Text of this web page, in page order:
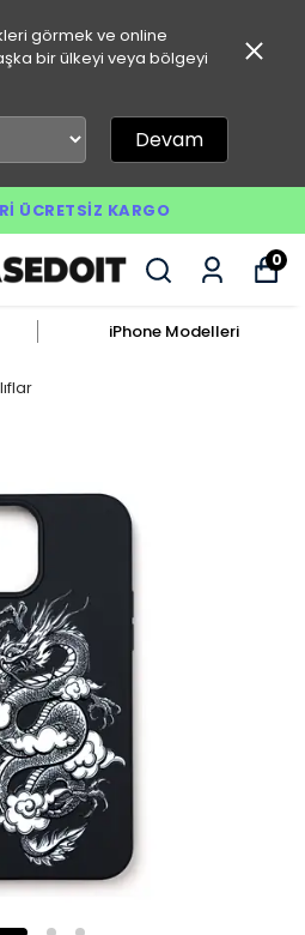
görmek ve online
bir ülkeyi veya bölgeyi
Devam
ÜCRETSIZ KARGO
0
iPhone Modelleri